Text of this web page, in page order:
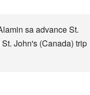
sa advance St.
John's (Canada) trip